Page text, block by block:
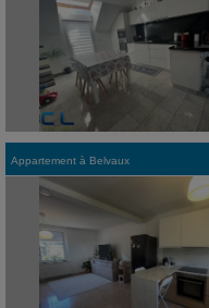
Appartement à Belvaux